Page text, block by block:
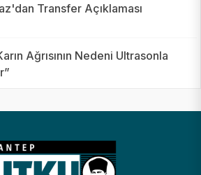
Transfer Açıklaması
Ağrısının Nedeni Ultrasonla